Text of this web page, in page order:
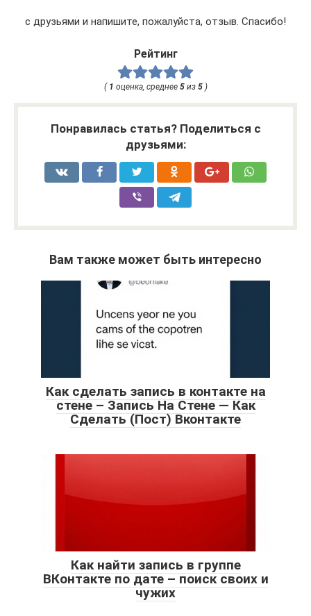
с друзьями и напишите, пожалуйста, отзыв. Спасибо!
Рейтинг
( 1 оценка, среднее 5из 5)
Понравилась статья? Поделиться с
друзьями:
Вам также может быть интересно
Как сделать запись в контакте на
стене – Запись На Стене — Как
Сделать (Пост) Вконтакте
Как найти запись в группе
ВКонтакте по дате – поиск своих и
чужих